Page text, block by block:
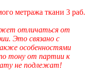
метража ткани 3 раб.
отличаться от
Это связано с
особенностями
тону от партии к
не подлежат!